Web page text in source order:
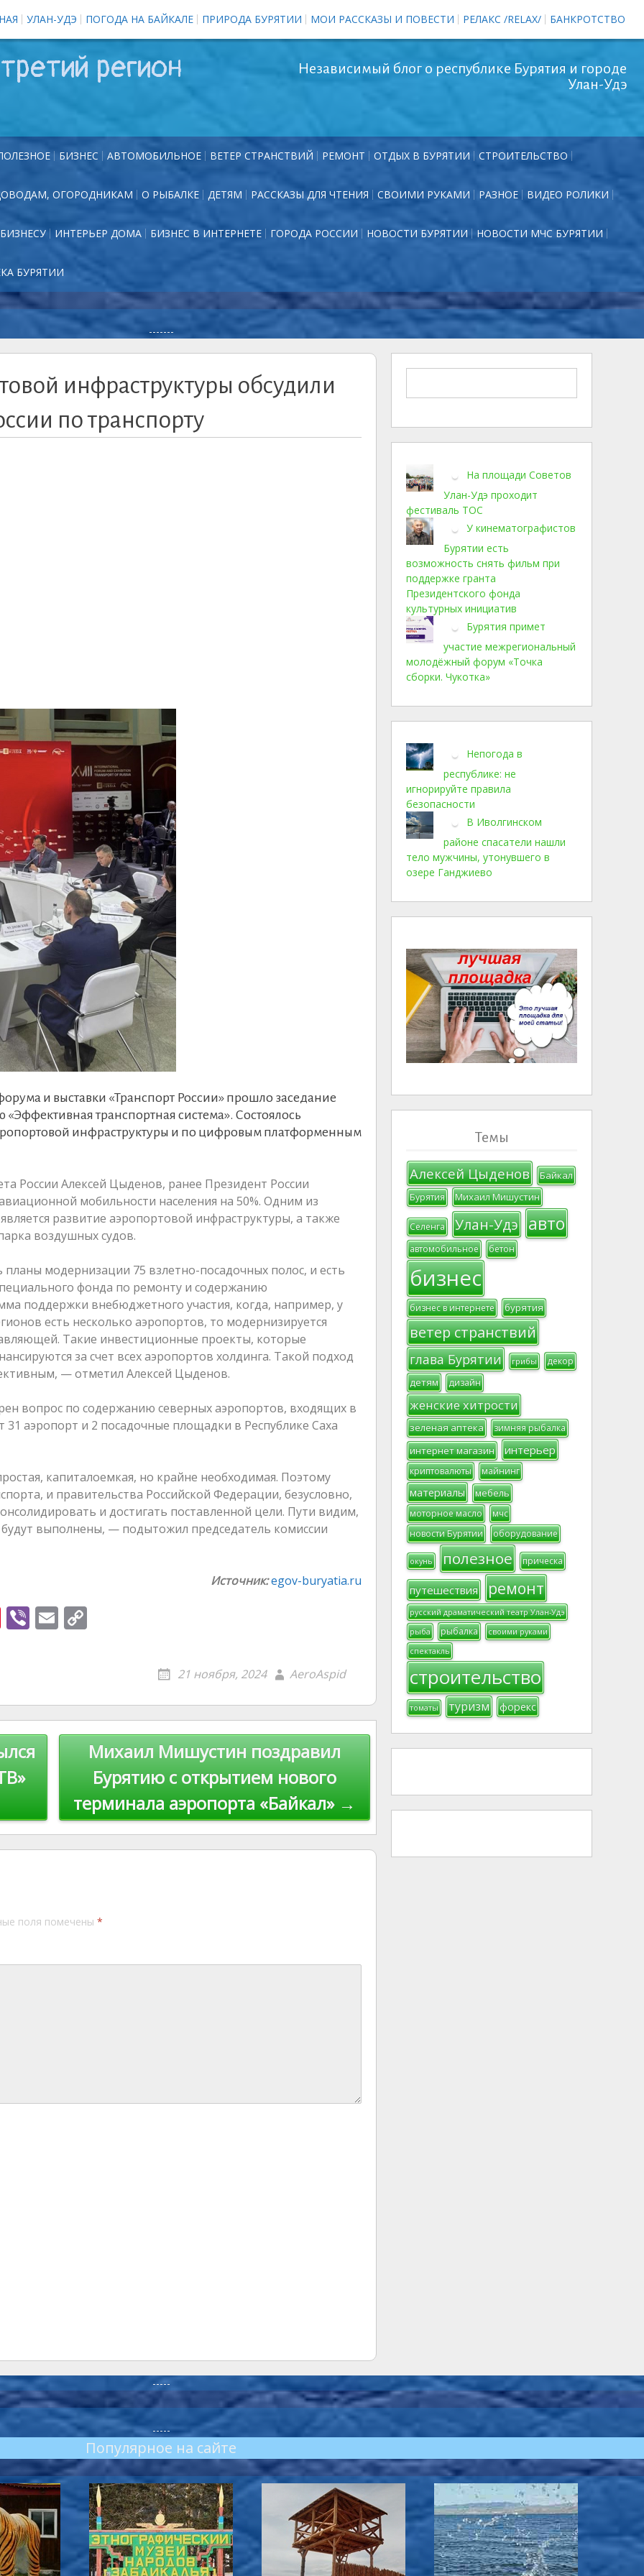
УЛАН-УДЭ ПОГОДА НА БАЙКАЛЕ ПРИРОДА БУРЯТИИ МОИ РАССКАЗЫ И ПОВЕСТИ РЕЛАКС /RELAX/ БАНКРОТСТВО
регион
Независимый блог о республике Бурятия и городе
Улан-Удэ
БИЗНЕС АВТОМОБИЛЬНОЕ ВЕТЕР СТРАНСТВИЙ РЕМОНТ ОТДЫХ В БУРЯТИИ СТРОИТЕЛЬСТВО
ОГОРОДНИКАМ О РЫБАЛКЕ ДЕТЯМ РАССКАЗЫ ДЛЯ ЧТЕНИЯ СВОИМИ РУКАМИ РАЗНОЕ ВИДЕО РОЛИКИ
БИЗНЕСУ ИНТЕРЬЕР ДОМА БИЗНЕС В ИНТЕРНЕТЕ ГОРОДА РОССИИ НОВОСТИ БУРЯТИИ НОВОСТИ МЧС БУРЯТИИ
БУРЯТИИ
-------
инфраструктуры обсудили
по транспорту
и выставки «Транспорт России» прошло заседание
транспортная система». Состоялось
инфраструктуры и по цифровым платформенным
России Алексей Цыденов, ранее Президент России
мобильности населения на 50%. Одним из
развитие аэропортовой инфраструктуры, а также
воздушных судов.
модернизации 75 взлетно-посадочных полос, и есть
фонда по ремонту и содержанию
поддержки внебюджетного участия, когда, например, у
есть несколько аэропортов, то модернизируется
Такие инвестиционные проекты, которые
за счет всех аэропортов холдинга. Такой подход
— отметил Алексей Цыденов.
вопрос по содержанию северных аэропортов, входящих в
аэропорт и 2 посадочные площадки в Республике Саха
капиталоемкая, но крайне необходимая. Поэтому
и правительства Российской Федерации, безусловно,
и достигать поставленной цели. Пути видим,
выполнены, — подытожил председатель комиссии
Источник:egov-buryatia.ru
Pi
nt
st
Vi
b
E
m
Li
n
k
21 ноября, 2024 AeroAspid
Михаил Мишустин поздравил
Бурятию с открытием нового
терминала аэропорта «Байкал» →
поля помечены *
На площади Советов
Улан-Удэ проходит
фестиваль ТОС
У кинематографистов
Бурятии есть
возможность снять фильм при
поддержке гранта
Президентского фонда
культурных инициатив
Бурятия примет
участие межрегиональный
молодёжный форум «Точка
сборки. Чукотка»
Непогода в
республике: не
игнорируйте правила
безопасности
В Иволгинском
районе спасатели нашли
тело мужчины, утонувшего в
озере Ганджиево
Темы
Алексей Цыденов Байкал
Бурятия Михаил Мишустин
Селенга Улан-Удэ авто
автомобильное бетон
бизнес
бизнес в интернете бурятия
ветер странствий
глава Бурятии грибы декор
детям дизайн
женские хитрости
зеленая аптека зимняя рыбалка
интернет магазин интерьер
криптовалюты майнинг
материалы мебель
моторное масло
мчс
новости Бурятии
оборудование
окунь полезное прическа
путешествия ремонт
русский драматический театр Улан-Удэ
рыба
рыбалка
своими руками
спектакль
строительство
томаты туризм форекс
-----
-----
Популярное на сайте